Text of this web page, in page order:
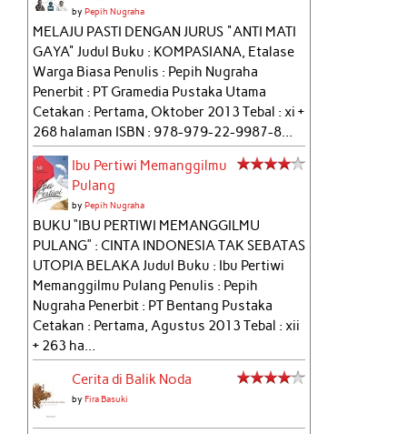
byPepih Nugraha
MELAJU PASTI DENGAN JURUS "ANTI MATI
GAYA" Judul Buku : KOMPASIANA, Etalase
Warga Biasa Penulis : Pepih Nugraha
Penerbit : PT Gramedia Pustaka Utama
Cetakan : Pertama, Oktober 2013 Tebal : xi +
268 halaman ISBN : 978-979-22-9987-8...
Ibu Pertiwi Memanggilmu
Pulang
byPepih Nugraha
BUKU “IBU PERTIWI MEMANGGILMU
PULANG” : CINTA INDONESIA TAK SEBATAS
UTOPIA BELAKA Judul Buku : Ibu Pertiwi
Memanggilmu Pulang Penulis : Pepih
Nugraha Penerbit : PT Bentang Pustaka
Cetakan : Pertama, Agustus 2013 Tebal : xii
+ 263 ha...
Cerita di Balik Noda
byFira Basuki